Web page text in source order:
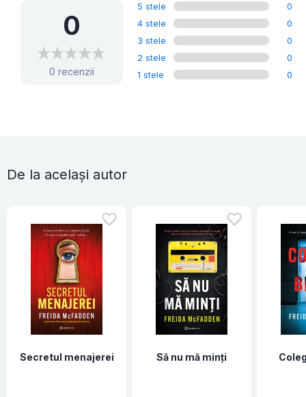
0
0 recenzii
5 stele
0
4 stele
0
3 stele
0
2 stele
0
1 stele
0
De la același autor
Secretul menajerei Să nu mă minți